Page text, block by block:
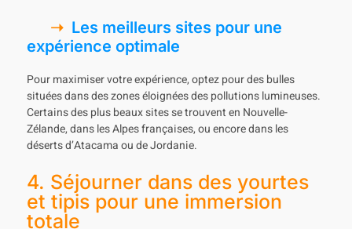
Les meilleurs sites pour une
expérience optimale
Pour maximiser votre expérience, optez pour des bulles
situées dans des zones éloignées des pollutions lumineuses.
Certains des plus beaux sites se trouvent en Nouvelle-
Zélande, dans les Alpes françaises, ou encore dans les
déserts d’Atacama ou de Jordanie.
4. Séjourner dans des yourtes
et tipis pour une immersion
totale